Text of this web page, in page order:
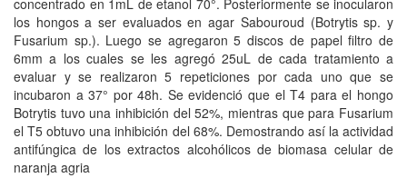
concentrado en 1mL de etanol 70°. Posteriormente se inocularon
los hongos a ser evaluados en agar Sabouroud (Botrytis sp. y
Fusarium sp.). Luego se agregaron 5 discos de papel filtro de
6mm a los cuales se les agregó 25uL de cada tratamiento a
evaluar y se realizaron 5 repeticiones por cada uno que se
incubaron a 37° por 48h. Se evidenció que el T4 para el hongo
Botrytis tuvo una inhibición del 52%, mientras que para Fusarium
el T5 obtuvo una inhibición del 68%. Demostrando así la actividad
antifúngica de los extractos alcohólicos de biomasa celular de
naranja agria